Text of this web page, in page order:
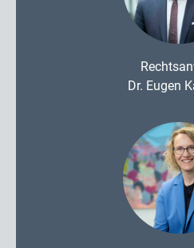
Dr. Eugen